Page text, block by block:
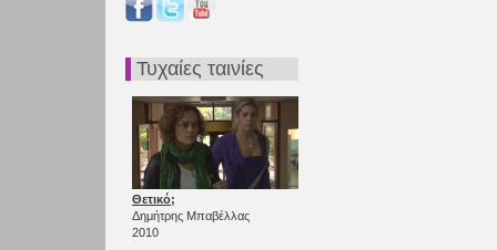
Τυχαίες ταινίες
Θετικό;
Δημήτρης Μπαβέλλας
2010